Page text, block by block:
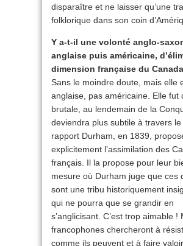
disparaître et ne laisser qu’une
folklorique dans son coin
Y a-t-il une volonté anglo-
anglaise puis américaine,
dimension française du
Sans le moindre doute, mais elle
anglaise, pas américaine. Elle fut
brutale, au lendemain de la
deviendra plus subtile à travers
rapport Durham, en 1839,
explicitement l’assimilation des
français. Il la propose pour leur
mesure où Durham juge que ces
sont une tribu historiquement
qui ne pourra que se grandir en
s’anglicisant. C’est trop aimable !
francophones chercheront à
comme ils peuvent et à faire